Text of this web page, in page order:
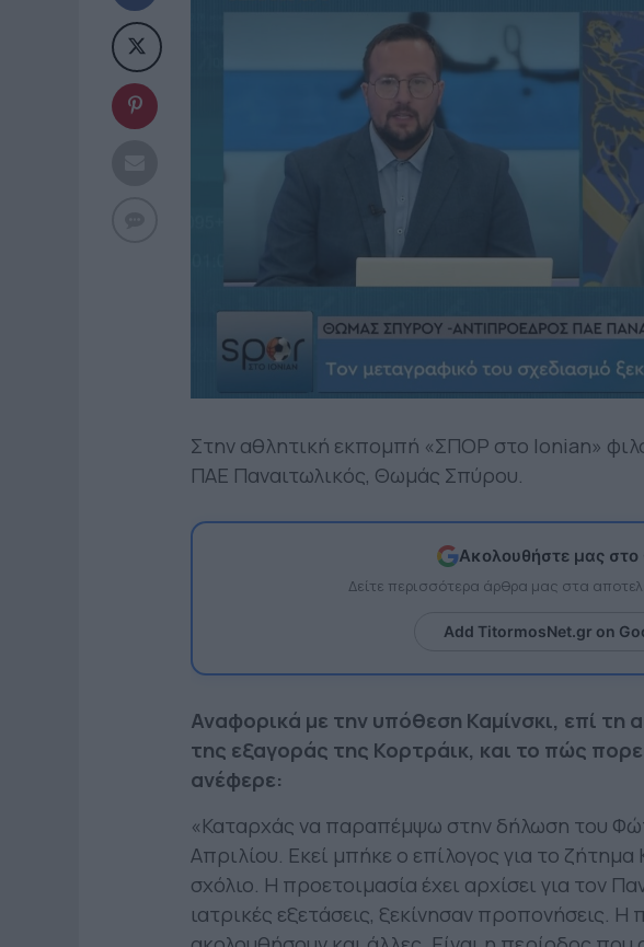
Στην αθλητική εκπομπή «ΣΠΟΡ στο Ionian»
ΠΑΕ Παναιτωλικός, Θωμάς Σπύρου.
Ακολουθήστε μας στο
Δείτε περισσότερα άρθρα μας στα
Add TitormosNet.gr on
Αναφορικά με την υπόθεση Καμίνσκι, επί τη
της εξαγοράς της Κορτράικ, και το πώς
ανέφερε:
«Καταρχάς να παραπέμψω στην δήλωση του
Απριλίου. Εκεί μπήκε ο επίλογος για το ζήτημα
σχόλιο. Η προετοιμασία έχει αρχίσει για τον
ιατρικές εξετάσεις, ξεκίνησαν προπονήσεις.